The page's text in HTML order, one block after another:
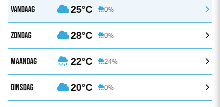
VANDAAG 25°C 0%
ZONDAG 28°C 0%
MAANDAG 22°C 24%
DINSDAG 20°C 0%